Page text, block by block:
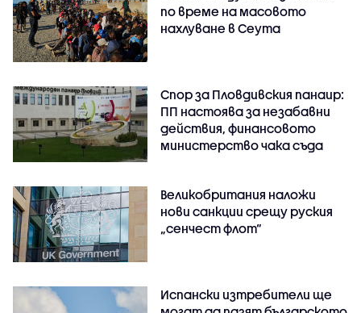
по време на масовото
нахлуване в Сеута
Спор за Пловдивския панаир:
ПП настоява за незабавни
действия, финансовото
министерство чака съда
Великобритания наложи
нови санкции срещу руския
„сенчест флот“
Испански изтребители ще